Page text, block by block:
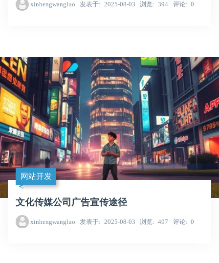
xinhengwangluo 发表于 2025-08-03 浏览 394 评论 0
网站开发
文化传媒公司广告宣传途径
xinhengwangluo 发表于 2025-08-03 浏览 497 评论 0